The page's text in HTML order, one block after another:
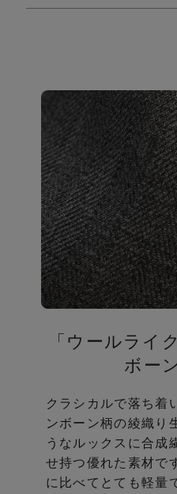
「ウールライ
ボー
クラシカルで落ち着
ンボーン柄の綾織り
うなルックスに合成
せ持つ優れた素材で
に比べてとても軽量